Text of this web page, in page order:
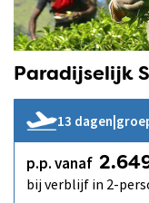
Paradijselijk
13 dagen|
p.p. vanaf
bij verblijf in 2-